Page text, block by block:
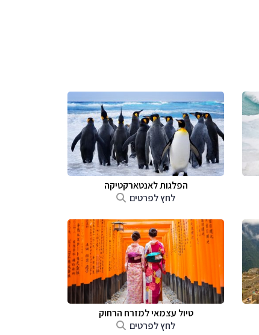
הפלגות לאנטארקטיקה
לחץ לפרטים
טיול עצמאי למזרח הרחוק
לחץ לפרטים